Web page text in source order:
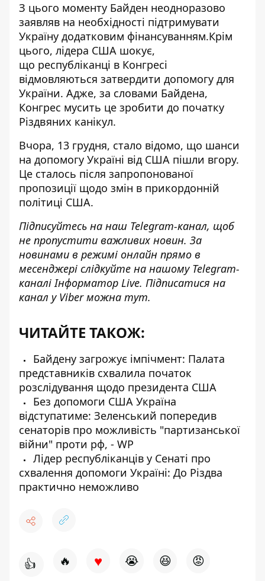
З цього моменту Байден неодноразово
заявляв на необхідності підтримувати
Україну додатковим фінансуванням.Крім
цього, лідера США шокує,
що республіканці в Конгресі
відмовляються затвердити допомогу для
України. Адже, за словами Байдена,
Конгрес мусить це зробити до початку
Різдвяних канікул.
Вчора, 13 грудня, стало відомо, що шанси
на допомогу Україні від США пішли вгору.
Це сталось після запропонованої
пропозиції щодо змін в прикордонній
політиці США.
Підписуйтесь на наш Telegram-канал, щоб
не пропустити важливих новин. За
новинами в режимі онлайн прямо в
месенджері слідкуйте на нашому Telegram-
каналіІнформатор Live. Підписатися на
канал у Viber можна тут.
ЧИТАЙТЕ ТАКОЖ:
Байдену загрожує імпічмент: Палата
представників схвалила початок
розслідування щодо президента США
Без допомоги США Україна
відступатиме: Зеленський попередив
сенаторів про можливість "партизанської
війни" проти рф, - WP
Лідер республіканців у Сенаті про
схвалення допомоги Україні: До Різдва
практично неможливо
👍 🔥 ♥ 😭 😆 😡